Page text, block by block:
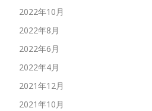
2022年10月
2022年8月
2022年6月
2022年4月
2021年12月
2021年10月